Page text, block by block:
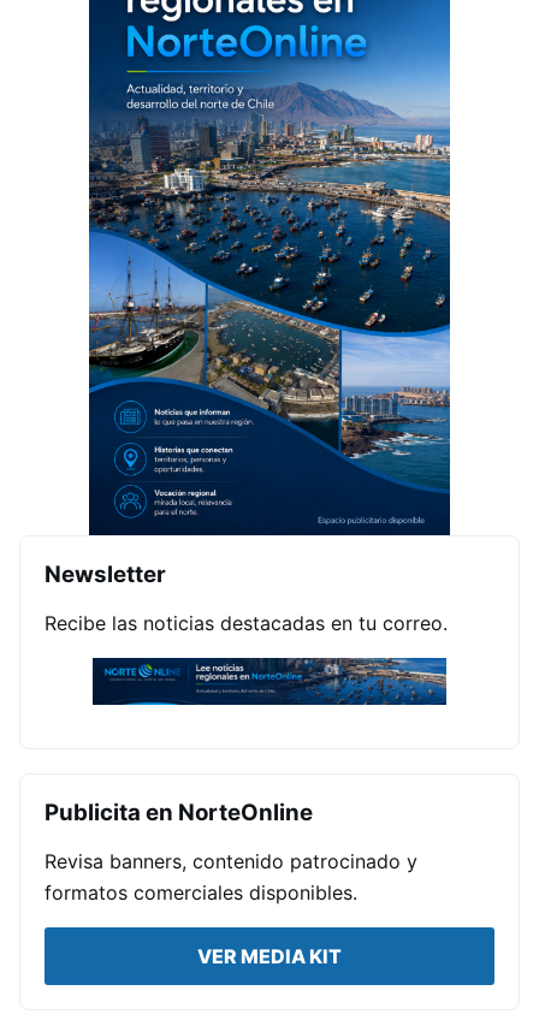
Newsletter
Recibe las noticias destacadas en tu correo.
Publicita en NorteOnline
Revisa banners, contenido patrocinado y
formatos comerciales disponibles.
VER MEDIA KIT